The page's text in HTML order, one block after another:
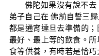
佛陀如果沒有說不
弟子自己在 佛前自誓三
都是通宵達旦去準備的
最好、最上等的飲食。
食等供養，有時若是恰